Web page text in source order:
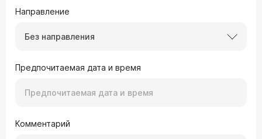
Направление
Без направления
Предпочитаемая дата и время
Комментарий